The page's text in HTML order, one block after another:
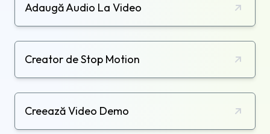
Adaugă Audio La Video
Creator de Stop Motion
Creează Video Demo